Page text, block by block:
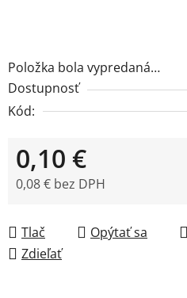
Položka bola vypredaná…
Dostupnosť
Kód:
0,10 €
0,08 € bez DPH
Tlač
Opýtať sa
Zdieľať